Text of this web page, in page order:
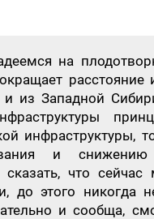
на
и из Западной
инфраструктуры,
и
сказать, что
до этого
и сообща,